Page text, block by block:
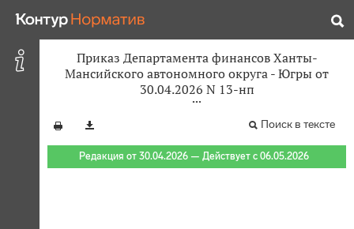
Приказ Департамента финансов Ханты-
Мансийского автономного округа - Югры от
30.04.2026 N 13-нп
Поиск в тексте
Редакция от 30.04.2026 — Действует с 06.05.2026